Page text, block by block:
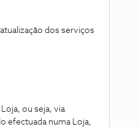
dos serviços
ou seja, via
efectuada numa Loja,